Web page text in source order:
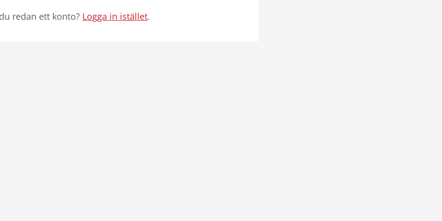
redan ett konto? Logga in istället.